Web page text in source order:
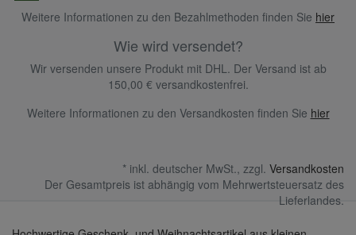
Weitere Informationen zu den Bezahlmethoden finden Sie hier
Wie wird versendet?
Wir versenden unsere Produkt mit DHL. Der Versand ist ab
150,00 € versandkostenfrei.
Weitere Informationen zu den Versandkosten finden Sie hier
* inkl. deutscher MwSt., zzgl. Versandkosten
Der Gesamtpreis ist abhängig vom Mehrwertsteuersatz des
Lieferlandes.